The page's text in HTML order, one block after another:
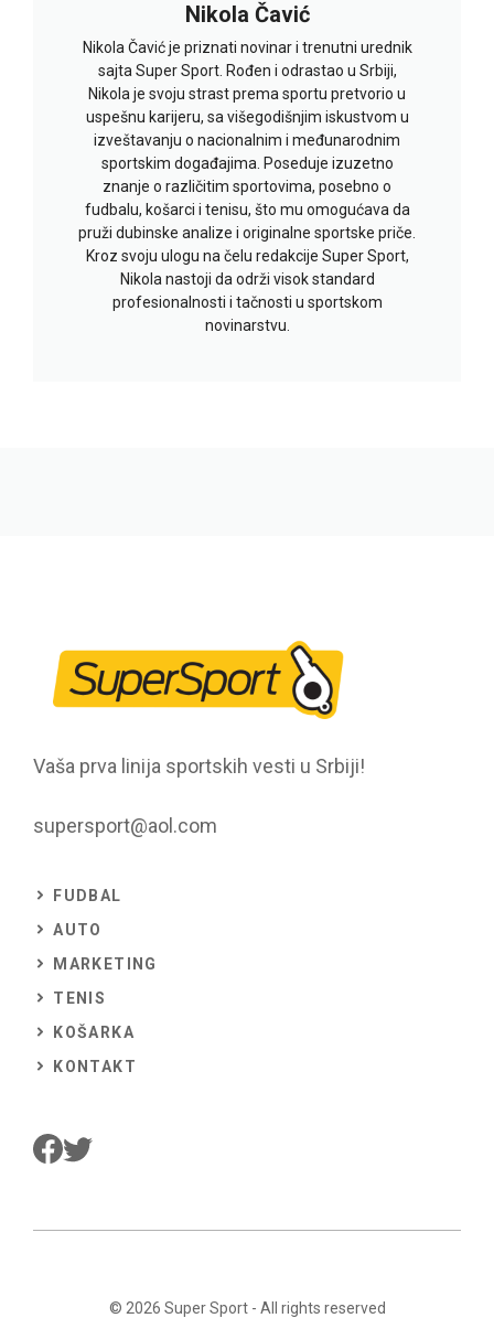
Nikola Čavić
Nikola Čavić je priznati novinar i trenutni urednik
sajta Super Sport. Rođen i odrastao u Srbiji,
Nikola je svoju strast prema sportu pretvorio u
uspešnu karijeru, sa višegodišnjim iskustvom u
izveštavanju o nacionalnim i međunarodnim
sportskim događajima. Poseduje izuzetno
znanje o različitim sportovima, posebno o
fudbalu, košarci i tenisu, što mu omogućava da
pruži dubinske analize i originalne sportske priče.
Kroz svoju ulogu na čelu redakcije Super Sport,
Nikola nastoji da održi visok standard
profesionalnosti i tačnosti u sportskom
novinarstvu.
Vaša prva linija sportskih vesti u Srbiji!
supersport@aol.com
FUDBAL
AUTO
MARKETING
TENIS
KOŠARKA
KONTAKT
© 2026 Super Sport- All rights reserved